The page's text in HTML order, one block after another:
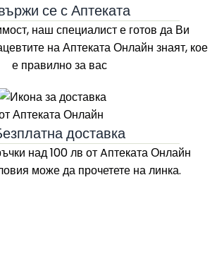
се с Аптеката
наш специалист е готов да Ви
наАптеката Онлайн знаят, кое
е правилно за вас
доставка
над 100 лв от Aптеката Онлайн
може да прочетете на линка.